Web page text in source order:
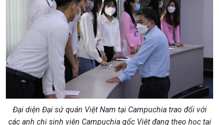
Đại diện Đại sứ quán Việt Nam tại Campuchia trao đổi với
các anh chị sinh viên Campuchia gốc Việt đang theo học tại